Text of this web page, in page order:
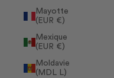
Mayotte
(EUR €)
Mexique
(EUR €)
Moldavie
(MDL L)